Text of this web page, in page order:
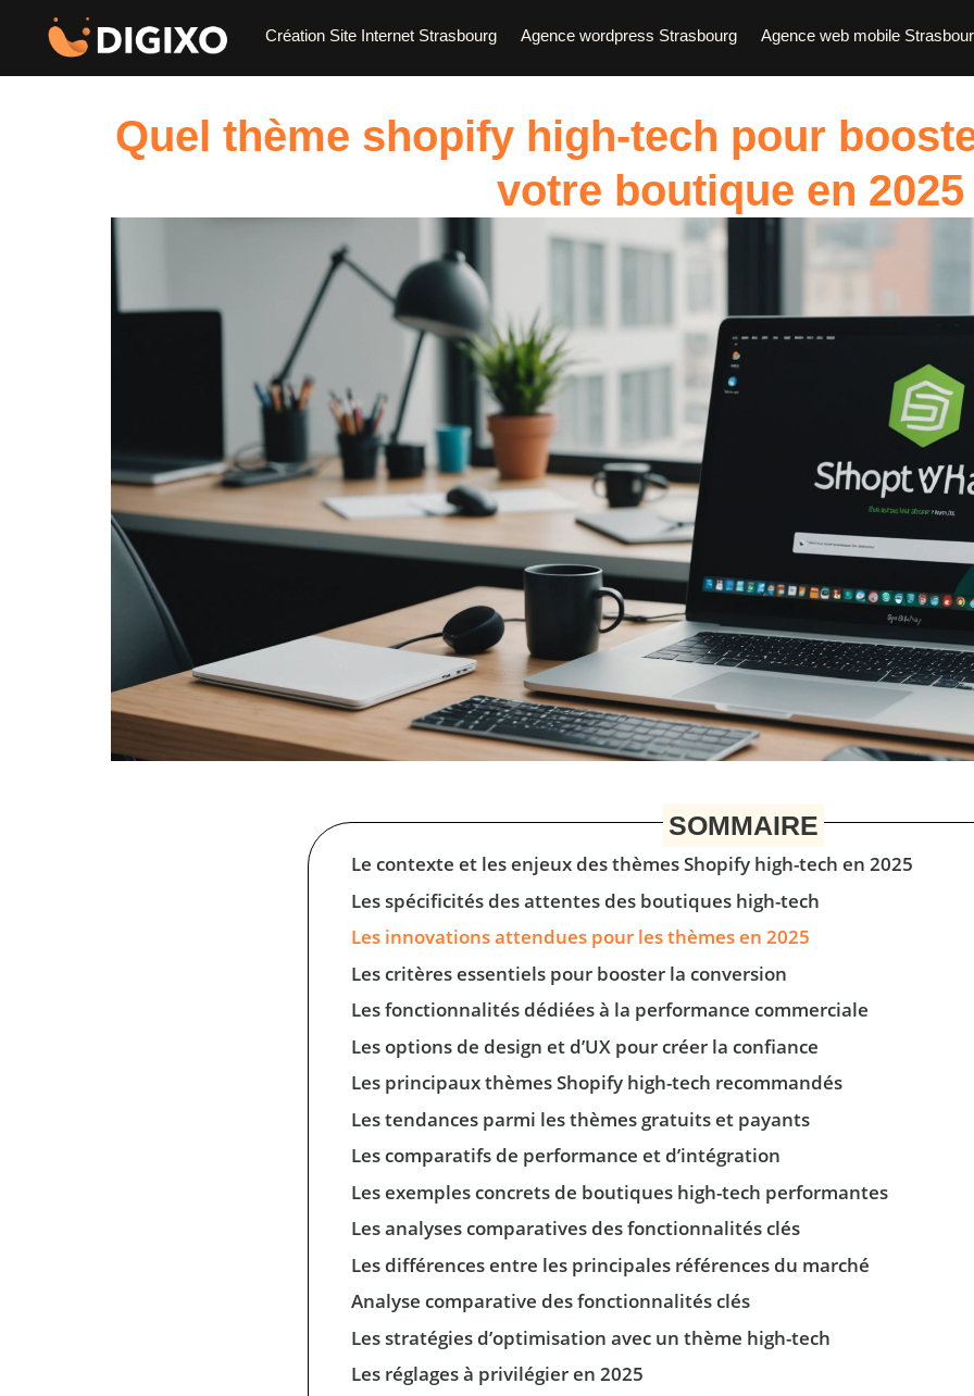
Création Site Internet Strasbourg Agence wordpress Strasbourg Agence web mobile
Quel thème shopify high-tech pour
votre boutique en 2025
SOMMAIRE
Le contexte et les enjeux des thèmes Shopify high-tech en 2025
Les spécificités des attentes des boutiques high-tech
Les innovations attendues pour les thèmes en 2025
Les critères essentiels pour booster la conversion
Les fonctionnalités dédiées à la performance commerciale
Les options de design et d’UX pour créer la confiance
Les principaux thèmes Shopify high-tech recommandés
Les tendances parmi les thèmes gratuits et payants
Les comparatifs de performance et d’intégration
Les exemples concrets de boutiques high-tech performantes
Les analyses comparatives des fonctionnalités clés
Les différences entre les principales références du marché
Analyse comparative des fonctionnalités clés
Les stratégies d’optimisation avec un thème high-tech
Les réglages à privilégier en 2025